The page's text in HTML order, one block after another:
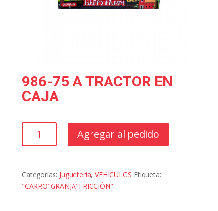
986-75 A TRACTOR EN
CAJA
EN
CAJA
Agregar al pedido
Categorías: Juguetería, VEHÍCULOS Etiqueta:
"CARRO"GRANJA"FRICCIÓN"